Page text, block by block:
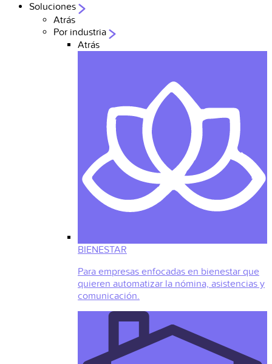
Soluciones
Atrás
Por industria
Atrás
BIENESTAR
Para empresas enfocadas en bienestar que
quieren automatizar la nómina, asistencias y
comunicación.